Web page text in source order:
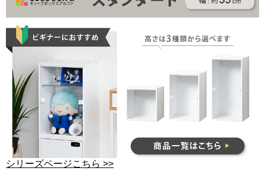
シリーズページこちら >>